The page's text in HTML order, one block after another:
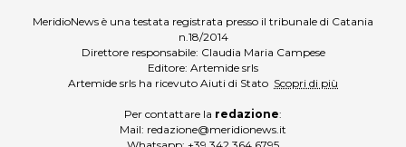
MeridioNews è una testata registrata presso il tribunale di Catania
n.18/2014
Direttore responsabile: Claudia Maria Campese
Editore: Artemide srls
Artemide srls ha ricevuto Aiuti di Stato Scopri di più
Per contattare la redazione:
Mail: redazione@meridionews.it